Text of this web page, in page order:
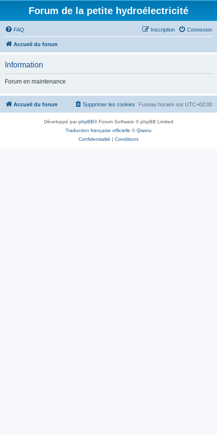
Forum de la petite hydroélectricité
FAQ Connexion
Inscription
Accueil du forum
Information
Forum en maintenance
Accueil du forum Fuseau horaire sur UTC+02:00
Supprimer les cookies
Développé parphpBB® Forum Software © phpBB Limited
Traduction française officielle ©Qiaeru
Confidentialité | Conditions